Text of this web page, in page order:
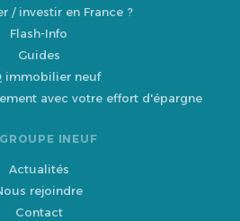
/ investir en France ?
Flash-Info
Guides
immobilier neuf
avec votre effort d'épargne
INEUF
Actualités
rejoindre
Contact